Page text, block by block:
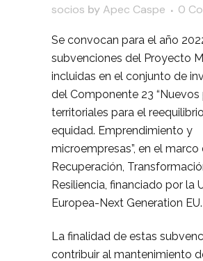
socios by Apec Caspe 0
Se convocan para el año
subvenciones del Proyecto
incluidas en el conjunto de
del Componente 23
territoriales para el
equidad. Emprendimiento y
microempresas”, en el marco
Recuperación,
Resiliencia, financiado por la
Europea-Next Generation EU.
La finalidad de estas
contribuir al mantenimiento